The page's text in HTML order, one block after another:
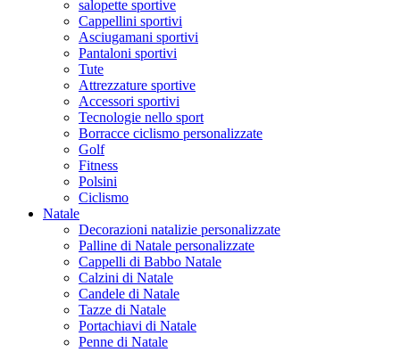
salopette sportive
Cappellini sportivi
Asciugamani sportivi
Pantaloni sportivi
Tute
Attrezzature sportive
Accessori sportivi
Tecnologie nello sport
Borracce ciclismo personalizzate
Golf
Fitness
Polsini
Ciclismo
Natale
Decorazioni natalizie personalizzate
Palline di Natale personalizzate
Cappelli di Babbo Natale
Calzini di Natale
Candele di Natale
Tazze di Natale
Portachiavi di Natale
Penne di Natale